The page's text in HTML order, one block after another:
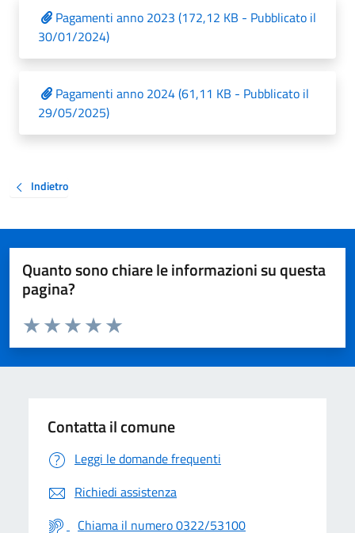
Pagamenti anno 2023 (172,12 KB - Pubblicato il
30/01/2024)
Pagamenti anno 2024 (61,11 KB - Pubblicato il
29/05/2025)
Indietro
Quanto sono chiare le informazioni su questa
pagina?
Valuta da 1 a 5 stelle la pagina
Valuta 5 stelle su 5
Valuta 4 stelle su 5
Valuta 3 stelle su 5
Valuta 2 stelle su 5
Valuta 1 stelle su 5
Contatta il comune
Leggi le domande frequenti
Richiedi assistenza
Chiama il numero 0322/53100